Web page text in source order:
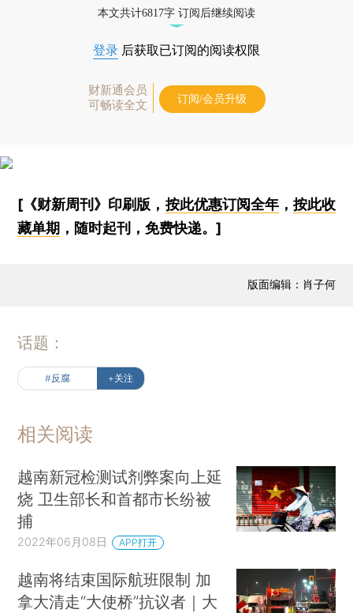
本文共计6817字 订阅后继续阅读
登录 后获取已订阅的阅读权限
财新通会员
可畅读全文
订阅/会员升级
[《财新周刊》印刷版， 按此优惠订阅全年， 按此收
藏单期 ，随时起刊，免费快递。]
版面编辑：肖子何
话题：
#反腐 +关注
相关阅读
越南新冠检测试剂弊案向上延
烧 卫生部长和首都市长纷被
捕
2022年06月08日 APP打开
越南将结束国际航班限制 加
拿大清走“大使桥”抗议者｜大